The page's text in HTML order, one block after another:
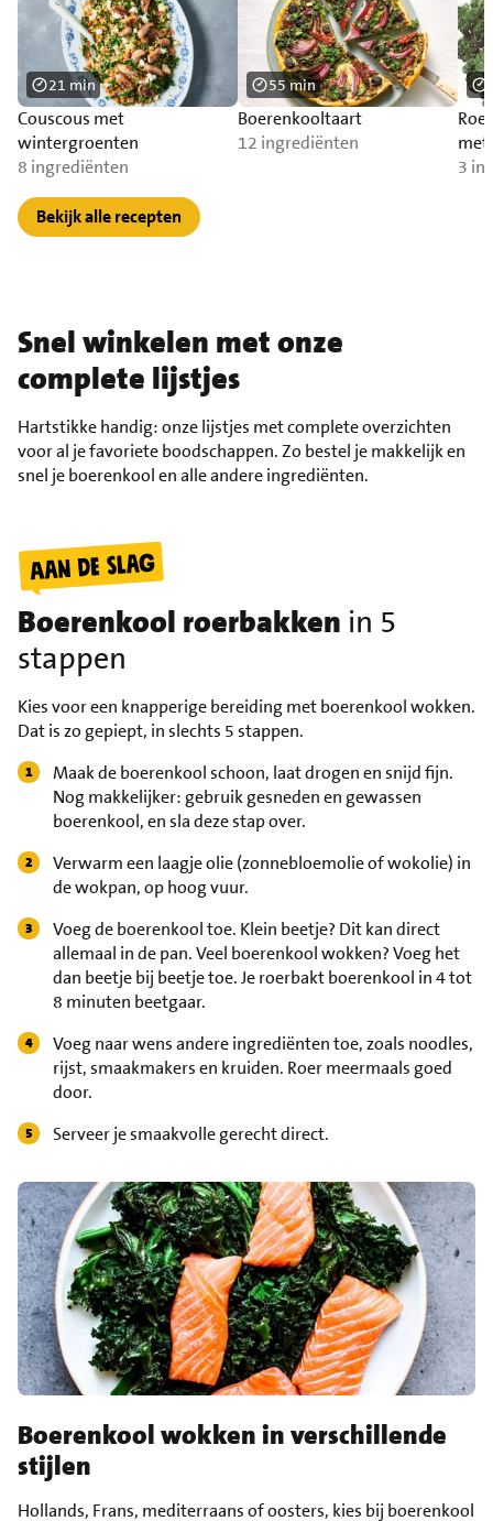
Couscous met
wintergroenten
8 ingrediënten
21 min
Boerenkooltaart
12 ingrediënten
55 min
met
3
Bekijk alle recepten
Snel winkelen met onze
complete lijstjes
Hartstikke handig: onze lijstjes met complete overzichten
voor al je favoriete boodschappen. Zo bestel je makkelijk en
snel je boerenkool en alle andere ingrediënten.
Boerenkool roerbakken in 5
stappen
Kies voor een knapperige bereiding met boerenkool wokken.
Dat is zo gepiept, in slechts 5 stappen.
Maak de boerenkool schoon, laat drogen en snijd fijn.
Nog makkelijker: gebruik gesneden en gewassen
boerenkool, en sla deze stap over.
Verwarm een laagje olie (zonnebloemolie of wokolie) in
de wokpan, op hoog vuur.
Voeg de boerenkool toe. Klein beetje? Dit kan direct
allemaal in de pan. Veel boerenkool wokken? Voeg het
dan beetje bij beetje toe. Je roerbakt boerenkool in 4 tot
8 minuten beetgaar.
Voeg naar wens andere ingrediënten toe, zoals noodles,
rijst, smaakmakers en kruiden. Roer meermaals goed
door.
Serveer je smaakvolle gerecht direct.
Boerenkool wokken in verschillende
stijlen
Hollands, Frans, mediterraans of oosters, kies bij boerenkool